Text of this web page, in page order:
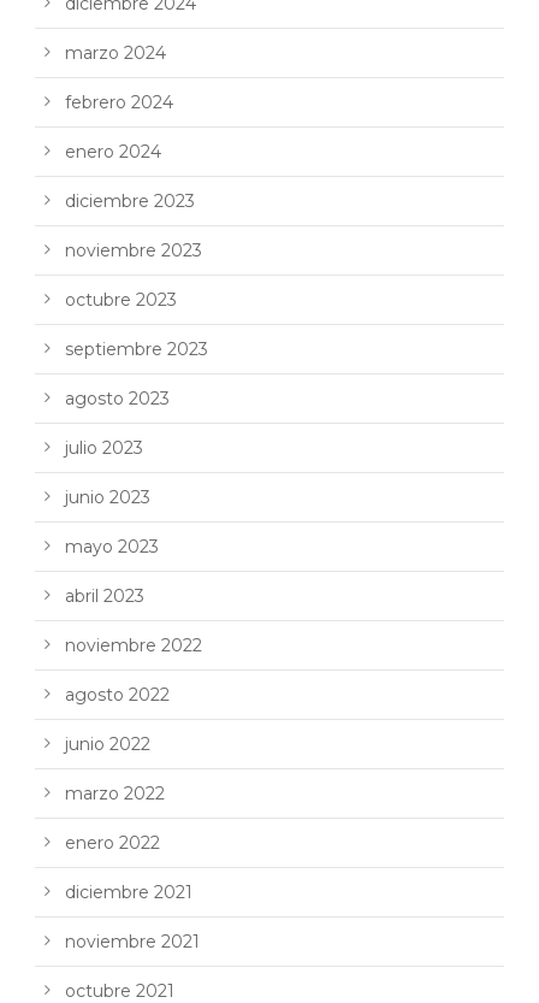
marzo 2024
febrero 2024
enero 2024
diciembre 2023
noviembre 2023
octubre 2023
septiembre 2023
agosto 2023
julio 2023
junio 2023
mayo 2023
abril 2023
noviembre 2022
agosto 2022
junio 2022
marzo 2022
enero 2022
diciembre 2021
noviembre 2021
octubre 2021